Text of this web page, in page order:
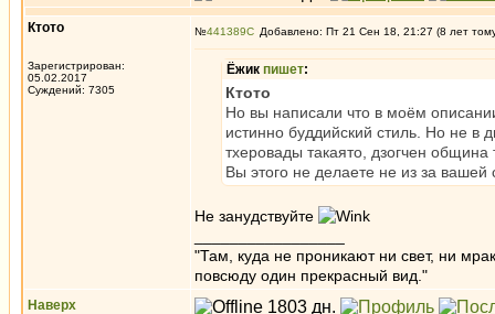
Ктото
Зарегистрирован:
05.02.2017
Суждений: 7305
№441389 Добавлено: Пт 21 Сен 18, 21:27 (8 лет
Ёжик пишет:
Ктото
Но вы написали что в моём
истинно буддийский стиль. Но не в
тхеровады такаято, дзогчен община
Вы этого не делаете не из за
Не занудствуйте
"Там, куда не проникают ни свет, ни
повсюду один прекрасный вид."
Наверх